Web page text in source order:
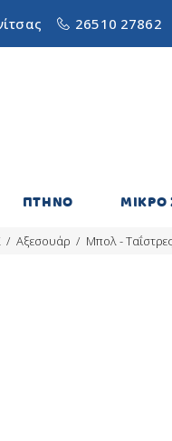
26510 27862
ΠΤΗΝΟ
Αξεσουάρ Μπολ -